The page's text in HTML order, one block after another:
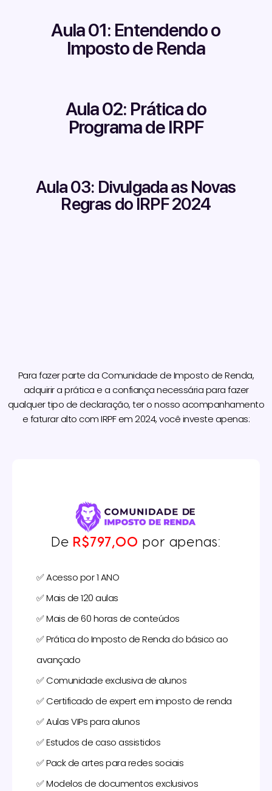
Aula 01: Entendendo o
Imposto de Renda
Aula 02: Prática do
Programa de IRPF
Aula 03: Divulgada as Novas
Regras do IRPF 2024
Para fazer parte da Comunidade de Imposto de Renda,
adquirir a prática e a confiança necessária para fazer
qualquer tipo de declaração, ter o nosso acompanhamento
e faturar alto com IRPF em 2024, você investe apenas:
De R$797,00 por apenas:
✅ Acesso por 1 ANO
✅ Mais de 120 aulas
✅ Mais de 60 horas de conteúdos
✅ Prática do Imposto de Renda do básico ao
avançado
✅ Comunidade exclusiva de alunos
✅ Certificado de expert em imposto de renda
✅ Aulas VIPs para alunos
✅ Estudos de caso assistidos
✅ Pack de artes para redes sociais
✅ Modelos de documentos exclusivos